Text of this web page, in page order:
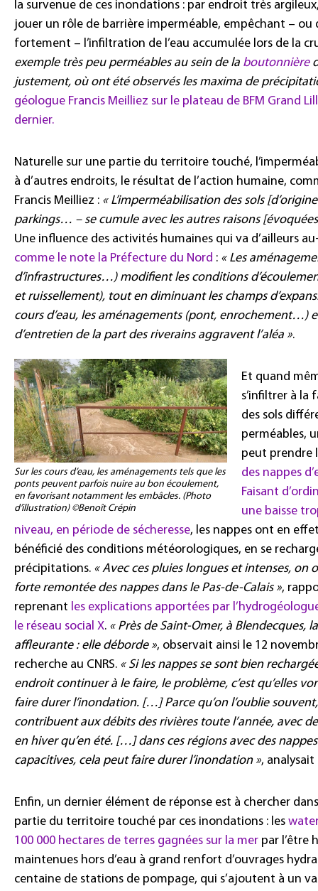
la survenue de ces inondations : par endroit très
jouer un rôle de barrière imperméable, empêchant –
fortement – l’infiltration de l’eau accumulée lors de la
exemple très peu perméables au sein de la boutonnière
justement, où ont été observés les maxima de
géologue Francis Meilliez sur le plateau de BFM Grand
dernier.
Naturelle sur une partie du territoire touché,
à d’autres endroits, le résultat de l’action humaine,
Francis Meilliez : « L’imperméabilisation des sols
parkings… – se cumule avec les autres raisons
Une influence des activités humaines qui va d’ailleurs
comme le note la Préfecture du Nord : « Les
d’infrastructures…) modifient les conditions
et ruissellement), tout en diminuant les champs
cours d’eau, les aménagements (pont, enrochement…)
d’entretien de la part des riverains aggravent l’aléa ».
Sur les cours d’eau, les aménagements tels que les
ponts peuvent parfois nuire au bon écoulement,
en favorisant notamment les embâcles. (Photo
d’illustration) ©Benoît Crépin
Et quand
s’infiltrer à la
des sols
perméables,
peut prendre
des nappes
Faisant
une baisse
niveau, en période de sécheresse, les nappes ont en
bénéficié des conditions météorologiques, en se
précipitations. « Avec ces pluies longues et intenses, on
forte remontée des nappes dans le Pas-de-Calais »,
reprenant les explications apportées par
le réseau social X. « Près de Saint-Omer, à Blendecques,
affleurante : elle déborde », observait ainsi le 12
recherche au CNRS. « Si les nappes se sont bien
endroit continuer à le faire, le problème, c’est qu’elles
faire durer l’inondation. […] Parce qu’on l’oublie
contribuent aux débits des rivières toute l’année, avec
en hiver qu’en été. […] dans ces régions avec des
capacitives, cela peut faire durer l’inondation », analysait
Enfin, un dernier élément de réponse est à chercher
partie du territoire touché par ces inondations : les
100 000 hectares de terres gagnées sur la mer par l’être
maintenues hors d’eau à grand renfort d’ouvrages
centaine de stations de pompage, qui s’ajoutent à un